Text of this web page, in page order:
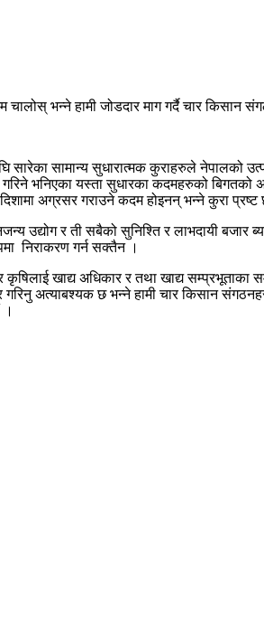
भन्ने हामी जोडदार माग गर्दै चार किसान
सामान्य सुधारात्मक कुराहरुले नेपालको
भनिएका यस्ता सुधारका कदमहरुको बिगतको
अग्रसर गराउने कदम होइनन् भन्ने कुरा प्रष्ट
र ती सबैको सुनिश्ति र लाभदायी बजार
निराकरण गर्न सक्तैन ।
खाद्य अधिकार र तथा खाद्य सम्प्रभूताका
अत्याबश्यक छ भन्ने हामी चार किसान
।